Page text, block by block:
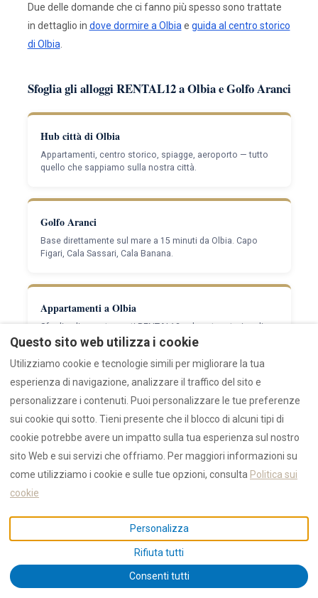
Due delle domande che ci fanno più spesso sono trattate
in dettaglio in dove dormire a Olbia e guida al centro storico
di Olbia
Sfoglia gli alloggi RENTAL12 a Olbia e Golfo Aranci
Hub città di Olbia
Appartamenti, centro storico, spiagge, aeroporto — tutto
quello che sappiamo sulla nostra città.
Golfo Aranci
Base direttamente sul mare a 15 minuti da Olbia. Capo
Figari, Cala Sassari, Cala Banana.
Appartamenti a Olbia
Sfoglia gli appartamenti RENTAL12 nel centro storico di
Olbia e quartiere Aldo Moro.
Case vacanze in Nord Sardegna
affitti brevi tra Olbia e Golfo Aranci.
Migliori spiagge vicino Olbia e Golfo Aranci
Appartamenti di lusso
Questo sito web utilizza i cookie
Utilizziamo cookie e tecnologie simili per migliorare la tua
esperienza di navigazione, analizzare il traffico del sito e
personalizzare i contenuti. Puoi personalizzare le tue preferenze
sui cookie qui sotto. Tieni presente che il blocco di alcuni tipi di
cookie potrebbe avere un impatto sulla tua esperienza sul nostro
sito Web e sui servizi che offriamo. Per maggiori informazioni su
come utilizziamo i cookie e sulle tue opzioni, consulta Politica sui
cookie
Personalizza
Rifiuta tutti
Consenti tutti